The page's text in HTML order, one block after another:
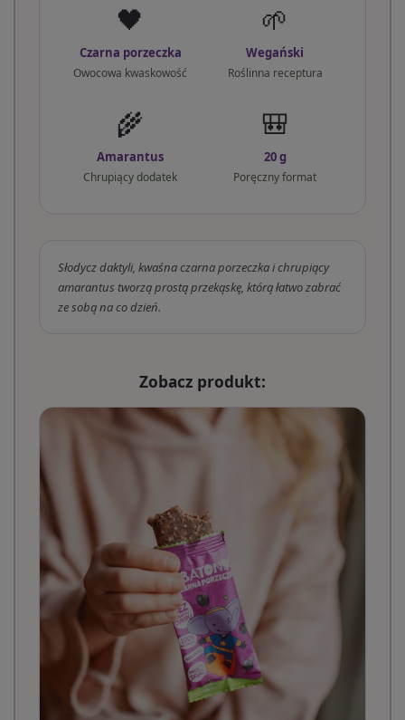
🖤
Czarna porzeczka
Owocowa kwaskowość
🌱
Wegański
Roślinna receptura
🌾
Amarantus
Chrupiący dodatek
🎒
20 g
Poręczny format
Słodycz daktyli, kwaśna czarna porzeczka i chrupiący
amarantus tworzą prostą przekąskę, którą łatwo zabrać
ze sobą na co dzień.
Zobacz produkt: